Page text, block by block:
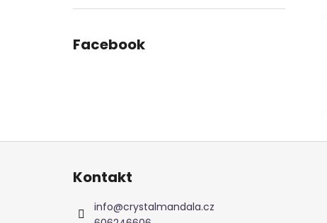
Facebook
Z
Kontakt
info@crystalmandala.cz